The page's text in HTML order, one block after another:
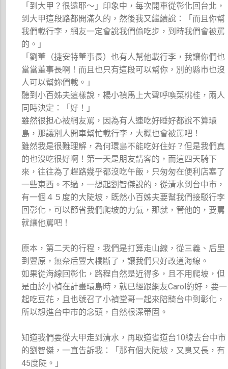
「到大甲？很遠耶～」印象中，每次開車從彰化回台北，
到大甲這段路都開滿久的，然後我又繼續說：「而且你幫
我們載行李，網友一定會說我們偷吃步，到時我們會被罵
的。」
「劉董（捷安特董事長）也有人幫他載行李，我讓你們也
當當董事長啊！而且也只有這段可以幫你，別的縣市也沒
人可以幫妳們載。」
聽到小百姊夫這樣說，楊小禎馬上大聲呼喚菜桃桂，兩人
同時決定：「好！」
雖然很担心被網友罵，因為有人連吃好睡好都說不算環
島，那讓別人開車幫忙載行李，大概也會被罵吧！
雖然我是很難理解，為何環島不能吃好住好？但是我們真
的也沒吃很好啊！第一天是朋友請客的，而這四天騎下
來，往往為了趕路幾乎都沒吃午飯，只匆匆在便利店塞了
一些東西。不過，一想起劉智傑說的，從清水到台中市，
有一個４５度的大陡坡，既然小百姊夫要幫我們接駁行李
回彰化，可以節省我們爬坡的力氣，那就，管他的，要罵
就讓他罵吧！
原本，第二天的行程，我們是打算走山線，從三義、后里
到豐原，無奈后豐大橋斷了，讓我們只好改道海線。
如果從海線回彰化，路程自然是近得多，且不用爬坡，但
是由於小禎在計畫環島時，就已經跟網友Carol約好，要一
起吃豆花，且也號召了小禎堂哥一起來陪騎台中到彰化，
所以想進台中市的念頭，自然根深蒂固。
知道我們要從大甲走到清水，再取道省道台10線去台中市
的劉智傑，一直告訴我：「那有個大陡坡，又臭又長，有
45度陡。」